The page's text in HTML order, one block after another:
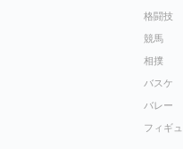
格闘技
競馬
相撲
バスケ
バレー
フィギ